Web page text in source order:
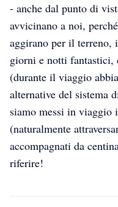
- anche dal punto di
avvicinano a noi,
aggirano per il terreno,
giorni e notti
(durante il viaggio
alternative del sistema
siamo messi in viaggio
(naturalmente
accompagnati da
riferire!